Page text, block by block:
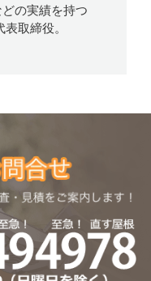
の実績を持つ
取締役。